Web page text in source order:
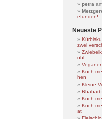
petra
efunden!
Neueste
zwei
ohl
Koch
hen
Kleine
Koch
Koch
at